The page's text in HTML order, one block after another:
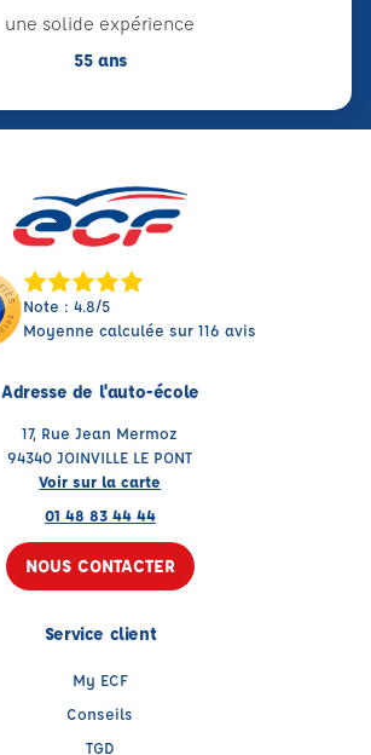
une solide expérience
55 ans
Note : 4.8/5
Moyenne calculée sur 116 avis
Adresse de l'auto-école
17, Rue Jean Mermoz
94340 JOINVILLE LE PONT
Voir sur la carte
01 48 83 44 44
NOUS CONTACTER
Service client
My ECF
Conseils
TGD